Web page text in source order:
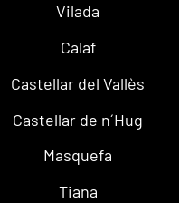
Vilada
Calaf
Castellar del Vallès
Castellar de n´Hug
Masquefa
Tiana